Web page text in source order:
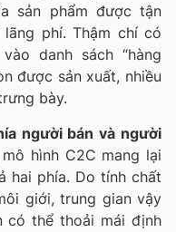
sản phẩm được tận
phí. Thậm chí có
danh sách “hàng
được sản xuất, nhiều
bày.
người bán và người
hình C2C mang lại
hai phía. Do tính chất
giới, trung gian vậy
có thể thoải mái định